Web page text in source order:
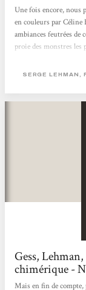
Une fois encore, nous
en couleurs par
ambiances feutrées de
proie des monstres
qui illumine la tour
de la BD : une chose
SERGE LEHMAN,
Gess,
chimérique -
Mais en fin de